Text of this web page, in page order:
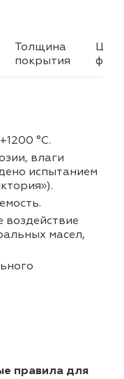
Толщина
покрытия
°C.
влаги
испытанием
воздействие
масел,
правила для